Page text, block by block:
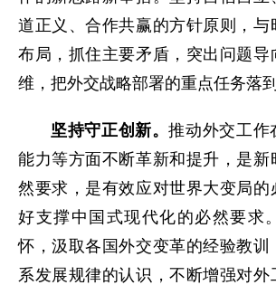
道正义、合作共赢的方针原则，与
布局，抓住主要矛盾，突出问题导
维，把外交战略部署的重点任务落
坚持守正创新。推动外交工作
能力等方面不断革新和提升，是新
然要求，是有效应对世界大变局的
好支撑中国式现代化的必然要求
怀，汲取各国外交变革的经验教训
系发展规律的认识，不断增强对外